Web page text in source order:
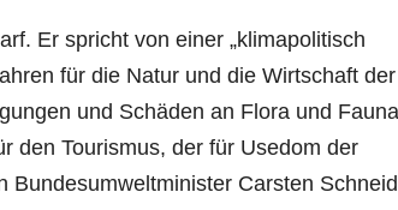
Er spricht von einer „klimapolitisch
für die Natur und die Wirtschaft der
und Schäden an Flora und Fauna
den Tourismus, der für Usedom der
Bundesumweltminister Carsten